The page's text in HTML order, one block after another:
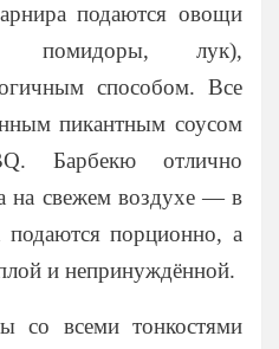
подаются овощи
помидоры, лук),
способом. Все
пикантным соусом
Барбекю отлично
на свежем воздухе — в
порционно, а
и непринуждённой.
со всеми тонкостями